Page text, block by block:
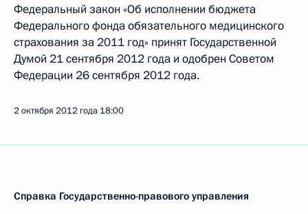
Федеральный закон «Об исполнении бюджета
Федерального фонда обязательного медицинского
страхования за 2011 год» принят Государственной
Думой 21 сентября 2012 года и одобрен Советом
Федерации 26 сентября 2012 года.
2 октября 2012 года 18:00
Справка Государственно-правового управления